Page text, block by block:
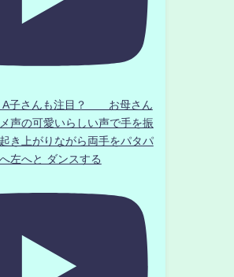
A子さんも注目？ お母さん
声の可愛いらしい声で手を振
き上がりながら両手をパタパ
左へと ダンスする